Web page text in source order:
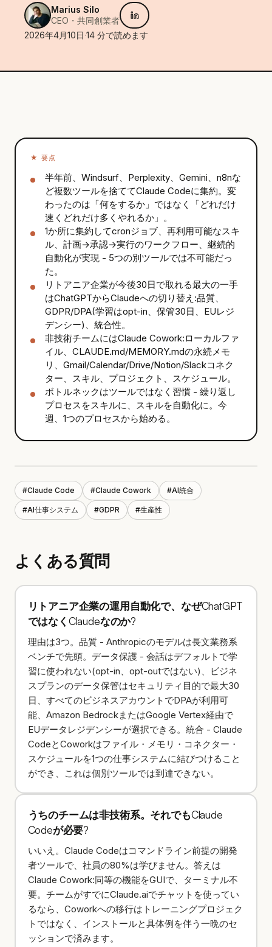
Marius Silo
CEO・共同創業者
2026年4月10日·14 分で読めます
★ 要点
半年前、Windsurf、Perplexity、Gemini、n8nな
ど複数ツールを捨ててClaude Codeに集約。変
わったのは「何をするか」ではなく「どれだけ
速くどれだけ多くやれるか」。
1か所に集約してcronジョブ、再利用可能なスキ
ル、計画→承認→実行のワークフロー、継続的
自動化が実現 - 5つの別ツールでは不可能だっ
た。
リトアニア企業が今後30日で取れる最大の一手
はChatGPTからClaudeへの切り替え:品質、
GDPR/DPA(学習はopt-in、保管30日、EUレジ
デンシー)、統合性。
非技術チームにはClaude Cowork:ローカルファ
イル、CLAUDE.md/MEMORY.mdの永続メモ
リ、Gmail/Calendar/Drive/Notion/Slackコネク
ター、スキル、プロジェクト、スケジュール。
ボトルネックはツールではなく習慣 - 繰り返し
プロセスをスキルに、スキルを自動化に。今
週、1つのプロセスから始める。
#Claude Code #Claude Cowork #AI統合
#AI仕事システム #GDPR #生産性
よくある質問
リトアニア企業の運用自動化で、なぜChatGPT
ではなくClaudeなのか?
理由は3つ。品質 - Anthropicのモデルは長文業務系
ベンチで先頭。データ保護 - 会話はデフォルトで学
習に使われない(opt-in、opt-outではない)、ビジネ
スプランのデータ保管はセキュリティ目的で最大30
日、すべてのビジネスアカウントでDPAが利用可
能、Amazon BedrockまたはGoogle Vertex経由で
EUデータレジデンシーが選択できる。統合 - Claude
CodeとCoworkはファイル・メモリ・コネクター・
スケジュールを1つの仕事システムに結びつけること
ができ、これは個別ツールでは到達できない。
うちのチームは非技術系。それでもClaude
Codeが必要?
いいえ。Claude Codeはコマンドライン前提の開発
者ツールで、社員の80%は学びません。答えは
Claude Cowork:同等の機能をGUIで、ターミナル不
要。チームがすでにClaude.aiでチャットを使ってい
るなら、Coworkへの移行はトレーニングプロジェク
トではなく、インストールと具体例を伴う一晩のセ
ッションで済みます。